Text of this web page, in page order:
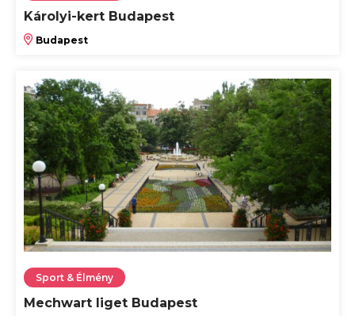
Károlyi-kert Budapest
Budapest
Sport & Élmény
Mechwart liget Budapest